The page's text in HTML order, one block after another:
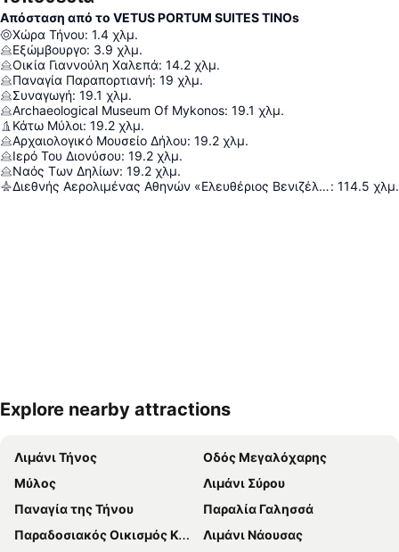
Απόσταση από το VETUS PORTUM SUITES TINOs
Χώρα Τήνου: 1.4 χλμ.
Εξώμβουργο: 3.9 χλμ.
Οικία Γιαννούλη Χαλεπά: 14.2 χλμ.
Παναγία Παραπορτιανή: 19 χλμ.
Συναγωγή: 19.1 χλμ.
Archaeological Museum Of Mykonos: 19.1 χλμ.
Κάτω Μύλοι: 19.2 χλμ.
Αρχαιολογικό Μουσείο Δήλου: 19.2 χλμ.
Ιερό Του Διονύσου: 19.2 χλμ.
Ναός Των Δηλίων: 19.2 χλμ.
Διεθνής Αερολιμένας Αθηνών «Ελευθέριος Βενιζέλος»: 114.5 χλμ.
Ανάπτυξη χάρτη
Explore nearby attractions
Λιμάνι Τήνος
Οδός Μεγαλόχαρης
Μύλος
Λιμάνι Σύρου
Παναγία της Τήνου
Παραλία Γαλησσά
Παραδοσιακός Οικισμός Καρδιανής
Λιμάνι Νάουσας